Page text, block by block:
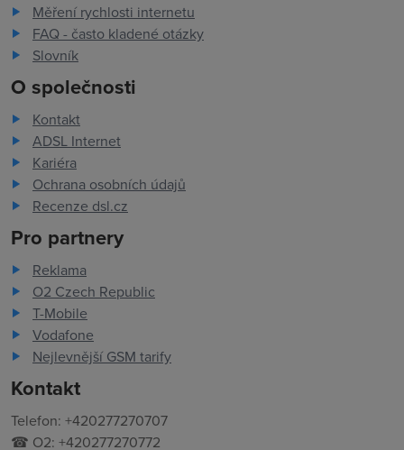
Měření rychlosti internetu
FAQ - často kladené otázky
Slovník
O společnosti
Kontakt
ADSL Internet
Kariéra
Ochrana osobních údajů
Recenze dsl.cz
Pro partnery
Reklama
O2 Czech Republic
T-Mobile
Vodafone
Nejlevnější GSM tarify
Kontakt
Telefon: +420277270707
☎ O2: +420277270772